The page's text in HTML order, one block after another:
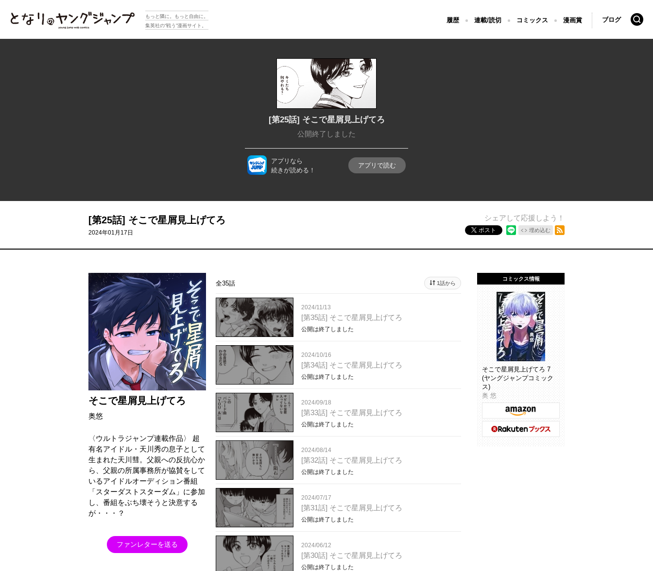
となりのヤングジャンプ
もっと隣に。もっと自由に。
集英社の“戦う”漫画サイト。
履歴 連載/読切 コミックス 漫画賞 ブログ 検索
[第25話] そこで星屑見上げてろ
公開終了しました
アプリなら
続きが読める！
アプリで読む
[第25話] そこで星屑見上げてろ
2024年01月17日
シェアして応援しよう！
ポスト 埋め込む
そこで星屑見上げてろ
奥悠
〈ウルトラジャンプ連載作品〉 超
有名アイドル・天川秀の息子として
生まれた天川彗。父親への反抗心か
ら、父親の所属事務所が協賛をして
いるアイドルオーディション番組
「スターダストスターダム」に参加
し、番組をぶち壊そうと決意する
が・・・？
ファンレターを送る
全35話 1話から
2024/11/13
[第35話] そこで星屑見上げてろ
公開は終了しました
2024/10/16
[第34話] そこで星屑見上げてろ
公開は終了しました
2024/09/18
[第33話] そこで星屑見上げてろ
公開は終了しました
2024/08/14
[第32話] そこで星屑見上げてろ
公開は終了しました
2024/07/17
[第31話] そこで星屑見上げてろ
公開は終了しました
2024/06/12
[第30話] そこで星屑見上げてろ
公開は終了しました
コミックス情報
そこで星屑見上げてろ 7
(ヤングジャンプコミック
ス)
奥 悠